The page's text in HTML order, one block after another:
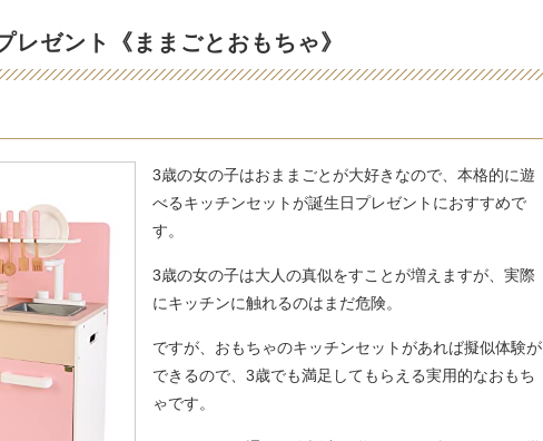
レゼント《ままごとおもちゃ》
3歳の女の子はおままごとが大好きなので、本格的に遊
べるキッチンセットが誕生日プレゼントにおすすめで
す。
3歳の女の子は大人の真似をすことが増えますが、実際
にキッチンに触れるのはまだ危険。
ですが、おもちゃのキッチンセットがあれば擬似体験が
できるので、3歳でも満足してもらえる実用的なおもち
ゃです。